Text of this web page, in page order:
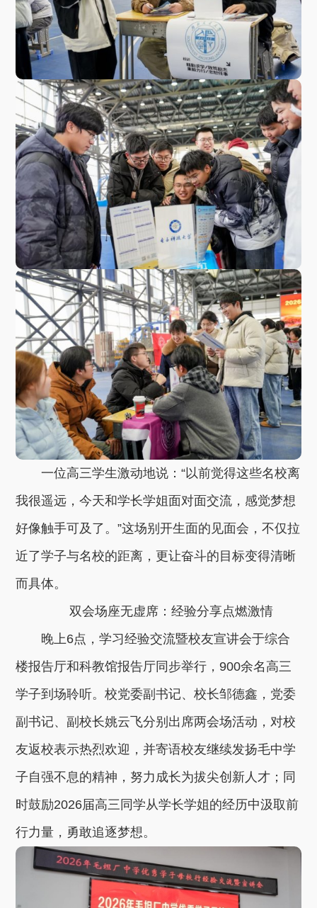
一位高三学生激动地说：“以前觉得这些名校离
我很遥远，今天和学长学姐面对面交流，感觉梦想
好像触手可及了。”这场别开生面的见面会，不仅拉
近了学子与名校的距离，更让奋斗的目标变得清晰
而具体。
双会场座无虚席：经验分享点燃激情
晚上6点，学习经验交流暨校友宣讲会于综合
楼报告厅和科教馆报告厅同步举行，900余名高三
学子到场聆听。校党委副书记、校长邹德鑫，党委
副书记、副校长姚云飞分别出席两会场活动，对校
友返校表示热烈欢迎，并寄语校友继续发扬毛中学
子自强不息的精神，努力成长为拔尖创新人才；同
时鼓励2026届高三同学从学长学姐的经历中汲取前
行力量，勇敢追逐梦想。